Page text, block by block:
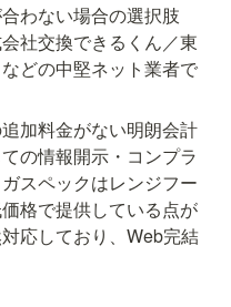
わない場合の選択肢
社交換できるくん／東
どの中堅ネット業者で
加料金がない明朗会計
の情報開示・コンプラ
スペックはレンジフー
格で提供している点が
応しており、Web完結